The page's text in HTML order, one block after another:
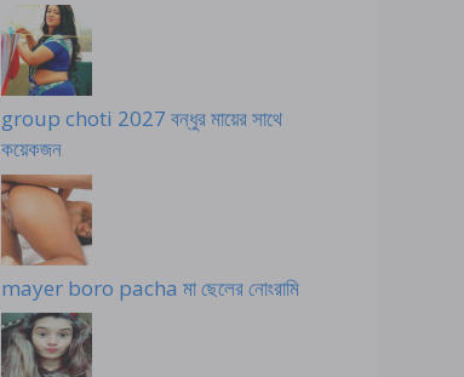
group choti 2027 বন্ধুর মায়ের সাথে
কয়েকজন
mayer boro pacha মা ছেলের নোংরামি